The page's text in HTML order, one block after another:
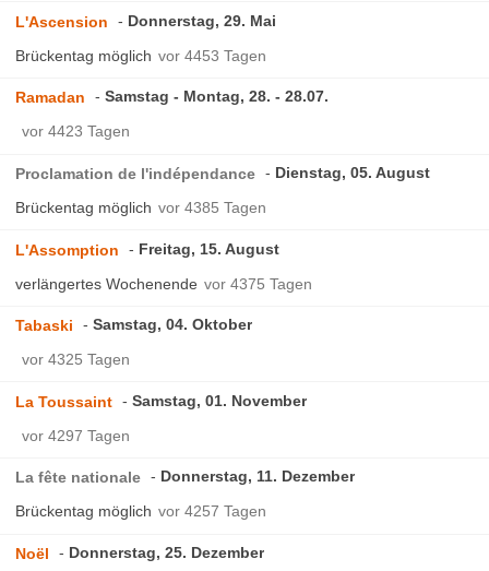
L'Ascension
Donnerstag, 29. Mai
Brückentag möglich vor 4453 Tagen
Ramadan
Samstag - Montag, 28. - 28.07.
vor 4423 Tagen
Proclamation de l'indépendance
Dienstag, 05. August
Brückentag möglich vor 4385 Tagen
L'Assomption
Freitag, 15. August
verlängertes Wochenende vor 4375 Tagen
Tabaski
Samstag, 04. Oktober
vor 4325 Tagen
La Toussaint
Samstag, 01. November
vor 4297 Tagen
La fête nationale
Donnerstag, 11. Dezember
Brückentag möglich vor 4257 Tagen
Noël
Donnerstag, 25. Dezember